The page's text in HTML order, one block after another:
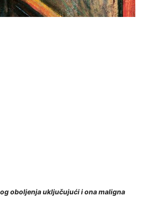
oboljenja uključujući i ona maligna